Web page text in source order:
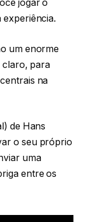
jogar o
um enorme
claro, para
na
de Hans
o seu próprio
uma
entre os